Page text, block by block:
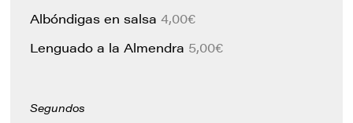
Albóndigas en salsa4,00€
Lenguado a la Almendra 5,00€
Segundos